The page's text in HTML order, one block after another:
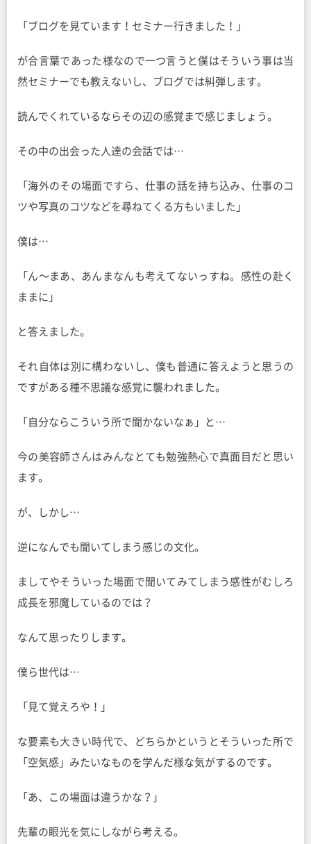
「ブログを見ています！セミナー行きました！」
が合言葉であった様なので一つ言うと僕はそういう事は当
然セミナーでも教えないし、ブログでは糾弾します。
読んでくれているならその辺の感覚まで感じましょう。
その中の出会った人達の会話では…
「海外のその場面ですら、仕事の話を持ち込み、仕事のコ
ツや写真のコツなどを尋ねてくる方もいました」
僕は…
「ん〜まあ、あんまなんも考えてないっすね。感性の赴く
ままに」
と答えました。
それ自体は別に構わないし、僕も普通に答えようと思うの
ですがある種不思議な感覚に襲われました。
「自分ならこういう所で聞かないなぁ」と…
今の美容師さんはみんなとても勉強熱心で真面目だと思い
ます。
が、しかし…
逆になんでも聞いてしまう感じの文化。
ましてやそういった場面で聞いてみてしまう感性がむしろ
成長を邪魔しているのでは？
なんて思ったりします。
僕ら世代は…
「見て覚えろや！」
な要素も大きい時代で、どちらかというとそういった所で
「空気感」みたいなものを学んだ様な気がするのです。
「あ、この場面は違うかな？」
先輩の眼光を気にしながら考える。